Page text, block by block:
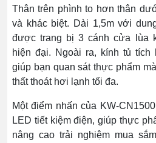
Thân trên phình to hơn thân
và khác biệt. Dài 1,5m với
được trang bị 3 cánh cửa lùa
hiện đại. Ngoài ra, kính tủ tích
giúp bạn quan sát thực phẩm
thất thoát hơi lạnh tối đa.
Một điểm nhấn của KW-
LED tiết kiệm điện, giúp thực
nâng cao trải nghiệm mua